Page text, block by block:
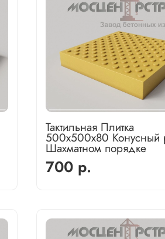
Тактильная Плитка
500х500х80 Конусный
Шахматном порядке
700 р.